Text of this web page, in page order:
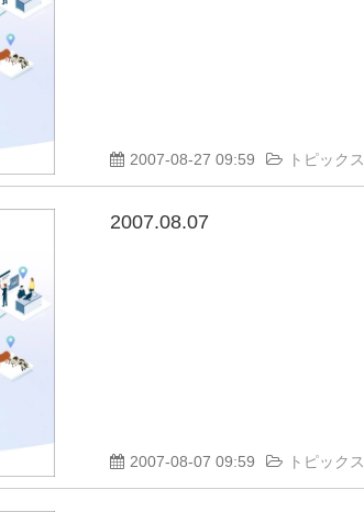
2007-08-27 09:59 トピックス
2007.08.07
2007-08-07 09:59 トピックス